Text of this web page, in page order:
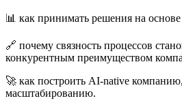
📊 как принимать решения на
🔗 почему связность процессов
конкурентным преимуществом
🚀 как построить AI-native
масштабированию.